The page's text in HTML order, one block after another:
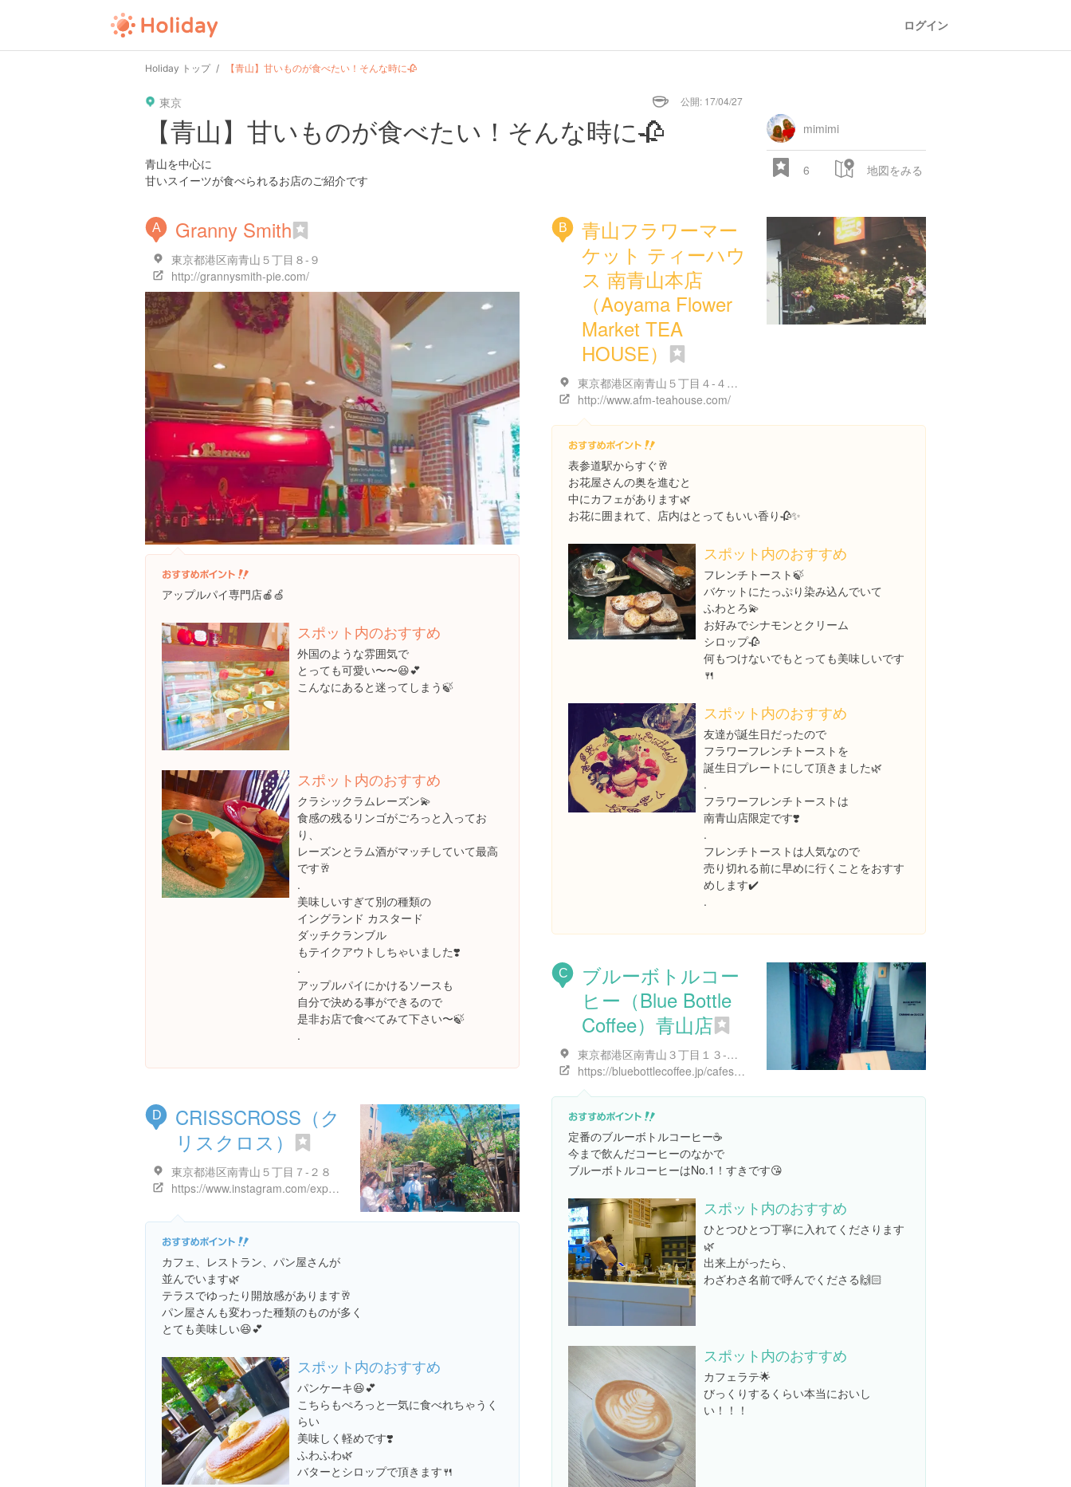
ログイン
Holiday トップ 【青山】甘いものが食べたい！そんな時に🥀
東京 公開: 17/04/27
【青山】甘いものが食べたい！そんな時に🥀
青山を中心に
甘いスイーツが食べられるお店のご紹介です
mimimi
6 地図をみる
A Granny Smith
東京都港区南青山５丁目８-９
http://grannysmith-pie.com/
アップルパイ専門店🍎🍏
スポット内のおすすめ
外国のような雰囲気で
とっても可愛い〜〜😆💕
こんなにあると迷ってしまう🍃
スポット内のおすすめ
クラシックラムレーズン💫
食感の残るリンゴがごろっと入ってお
り、
レーズンとラム酒がマッチしていて最高
です🥂
.
美味しいすぎて別の種類の
イングランド カスタード
ダッチクランブル
もテイクアウトしちゃいました❣️
.
アップルパイにかけるソースも
自分で決める事ができるので
是非お店で食べてみて下さい〜🍃
.
B
青山フラワーマー
ケット ティーハウ
ス 南青山本店
（Aoyama Flower
Market TEA
HOUSE）
東京都港区南青山５丁目４-４１ グラッセリア青山 １Ｆ
http://www.afm-teahouse.com/
表参道駅からすぐ🥂
お花屋さんの奥を進むと
中にカフェがあります🌿
お花に囲まれて、店内はとってもいい香り🥀✨
スポット内のおすすめ
フレンチトースト🍃
バケットにたっぷり染み込んでいて
ふわとろ💫
お好みでシナモンとクリーム
シロップ🥀
何もつけないでもとっても美味しいです
🍴
スポット内のおすすめ
友達が誕生日だったので
フラワーフレンチトーストを
誕生日プレートにして頂きました🌿
.
フラワーフレンチトーストは
南青山店限定です❣️
.
フレンチトーストは人気なので
売り切れる前に早めに行くことをおすす
めします✔️
.
C
ブルーボトルコー
ヒー（Blue Bottle
Coffee）青山店
東京都港区南青山３丁目１３-１４
https://bluebottlecoffee.jp/cafes/aoyama
定番のブルーボトルコーヒー☕️
今まで飲んだコーヒーのなかで
ブルーボトルコーヒーはNo.1！すきです😘
スポット内のおすすめ
ひとつひとつ丁寧に入れてくださります
🌿
出来上がったら、
わざわさ名前で呼んでくださる🙌🏻
スポット内のおすすめ
カフェラテ🌟
びっくりするくらい本当においし
い！！！
D
CRISSCROSS（ク
リスクロス）
東京都港区南青山５丁目７-２８
https://www.instagram.com/explore/locations/95925552
カフェ、レストラン、パン屋さんが
並んでいます🌿
テラスでゆったり開放感があります🥂
パン屋さんも変わった種類のものが多く
とても美味しい😆💕
スポット内のおすすめ
パンケーキ😆💕
こちらもぺろっと一気に食べれちゃうく
らい
美味しく軽めです❣️
ふわふわ🌿
バターとシロップで頂きます🍴